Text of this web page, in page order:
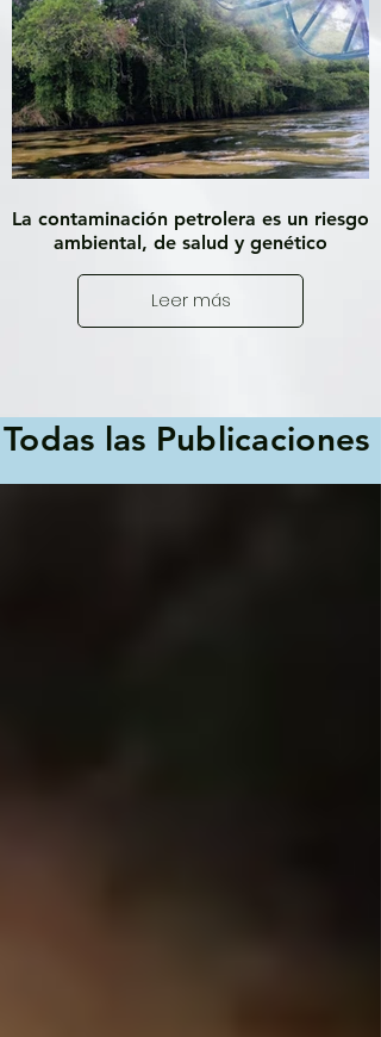
La contaminación petrolera es un riesgo
ambiental, de salud y genético
Leer más
Todas las Publicaciones